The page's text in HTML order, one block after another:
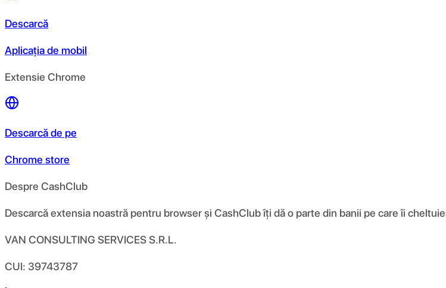
Descarcă
Aplicația de mobil
Extensie Chrome
Descarcă de pe
Chrome store
Despre CashClub
Descarcă extensia noastră pentru browser și CashClub îți dă o parte din banii pe care îi
VAN CONSULTING SERVICES S.R.L.
CUI: 39743787